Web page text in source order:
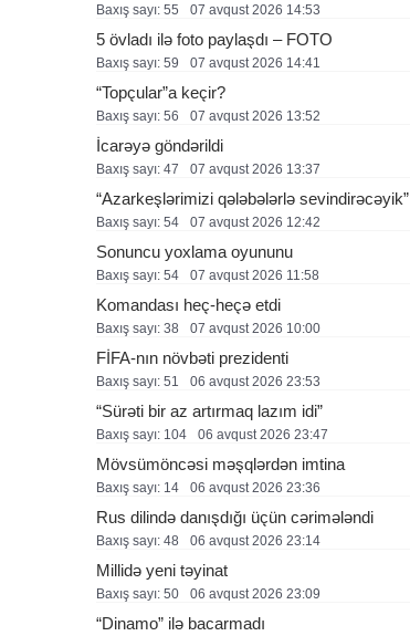
Baxış sayı: 55 07 avqust 2026 14:53
5 övladı ilə foto paylaşdı – FOTO
Baxış sayı: 59 07 avqust 2026 14:41
“Topçular”a keçir?
Baxış sayı: 56 07 avqust 2026 13:52
İcarəyə göndərildi
Baxış sayı: 47 07 avqust 2026 13:37
“Azarkeşlərimizi qələbələrlə sevindirəcəyik”
Baxış sayı: 54 07 avqust 2026 12:42
Sonuncu yoxlama oyununu
Baxış sayı: 54 07 avqust 2026 11:58
Komandası heç-heçə etdi
Baxış sayı: 38 07 avqust 2026 10:00
FİFA-nın növbəti prezidenti
Baxış sayı: 51 06 avqust 2026 23:53
“Sürəti bir az artırmaq lazım idi”
Baxış sayı: 104 06 avqust 2026 23:47
Mövsümöncəsi məşqlərdən imtina
Baxış sayı: 14 06 avqust 2026 23:36
Rus dilində danışdığı üçün cərimələndi
Baxış sayı: 48 06 avqust 2026 23:14
Millidə yeni təyinat
Baxış sayı: 50 06 avqust 2026 23:09
“Dinamo” ilə bacarmadı